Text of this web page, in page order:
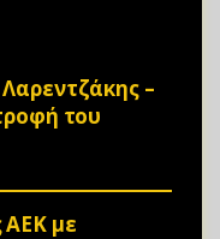
–
του
ΑΕΚ με